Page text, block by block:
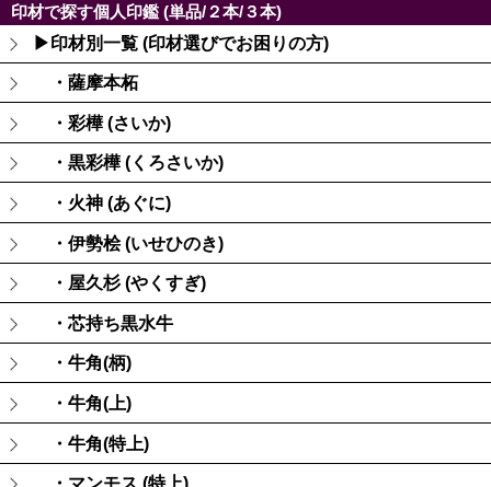
印材で探す個人印鑑 (単品/２本/３本)
▶印材別一覧 (印材選びでお困りの方)
・薩摩本柘
・彩樺 (さいか)
・黒彩樺 (くろさいか)
・火神 (あぐに)
・伊勢桧 (いせひのき)
・屋久杉 (やくすぎ)
・芯持ち黒水牛
・牛角(柄)
・牛角(上)
・牛角(特上)